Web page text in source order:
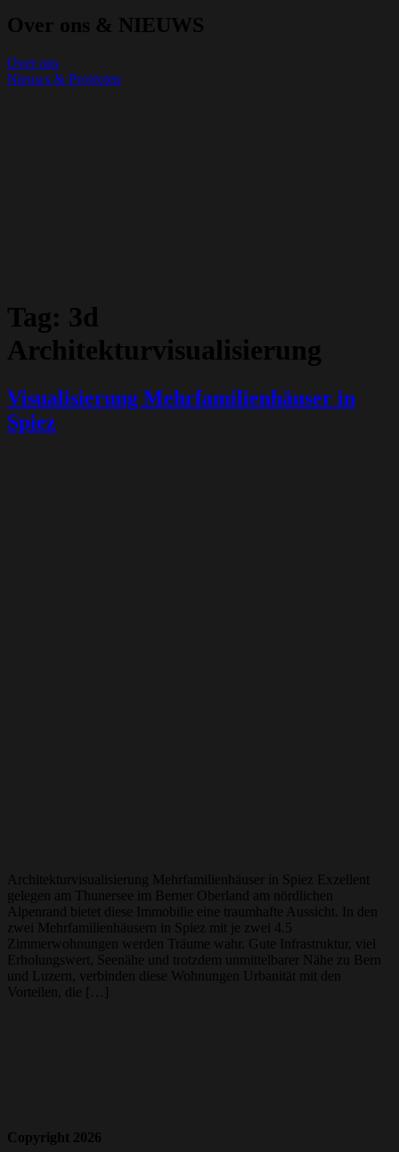
Over ons & NIEUWS
Over ons
Nieuws & Projecten
Tag: 3d
Architekturvisualisierung
Visualisierung Mehrfamilienhäuser in
Spiez
Architekturvisualisierung Mehrfamilienhäuser in Spiez Exzellent
gelegen am Thunersee im Berner Oberland am nördlichen
Alpenrand bietet diese Immobilie eine traumhafte Aussicht. In den
zwei Mehrfamilienhäusern in Spiez mit je zwei 4.5
Zimmerwohnungen werden Träume wahr. Gute Infrastruktur, viel
Erholungswert, Seenähe und trotzdem unmittelbarer Nähe zu Bern
und Luzern, verbinden diese Wohnungen Urbanität mit den
Vorteilen, die […]
Copyright 2026